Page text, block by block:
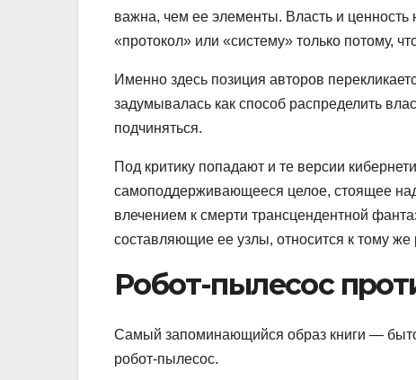
важна, чем ее элементы. Власть и ценность
«протокол» или «систему» только потому,
Именно здесь позиция авторов
задумывалась как способ распределить
подчиняться.
Под критику попадают и те версии
самоподдерживающееся целое, стоящее
влечением к смерти трансцендентной
составляющие ее узлы, относится к тому же
Робот-пылесос
Самый запоминающийся образ книги —
робот-пылесос.